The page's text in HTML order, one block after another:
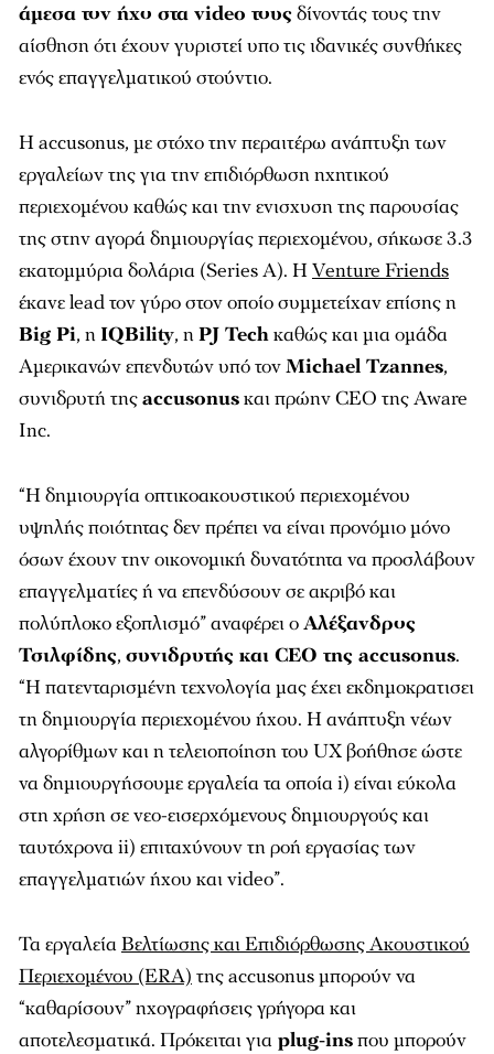
άμεσα τον ήχο στα video τουςδίνοντάς τους την
αίσθηση ότι έχουν γυριστεί υπο τις ιδανικές συνθήκες
ενός επαγγελματικού στούντιο.
Η accusonus, με στόχο την περαιτέρω ανάπτυξη των
εργαλείων της για την επιδιόρθωση ηχητικού
περιεχομένου καθώς και την ενισχυση της παρουσίας
της στην αγορά δημιουργίας περιεχομένου, σήκωσε 3.3
εκατομμύρια δολάρια (Series Α). ΗVenture Friends
έκανε lead τον γύρο στον οποίο συμμετείχαν επίσης η
Big Pi, η IQBility, ηPJ Techκαθώς και μια ομάδα
Αμερικανών επενδυτών υπό τονMichael Tzannes,
συνιδρυτή τηςaccusonusκαι πρώην CEO της Aware
Inc.
“Η δημιουργία οπτικοακουστικού περιεχομένου
υψηλής ποιότητας δεν πρέπει να είναι προνόμιο μόνο
όσων έχουν την οικονομική δυνατότητα να προσλάβουν
επαγγελματίες ή να επενδύσουν σε ακριβό και
πολύπλοκο εξοπλισμό” αναφέρει οΑλέξανδρος
Τσιλφίδης, συνιδρυτής και CEO της accusonus.
“H πατενταρισμένη τεχνολογία μας έχει εκδημοκρατισει
τη δημιουργία περιεχομένου ήχου. Η ανάπτυξη νέων
αλγορίθμων και η τελειοποίηση του UX βοήθησε ώστε
να δημιουργήσουμε εργαλεία τα οποία i) είναι εύκολα
στη χρήση σε νεο-εισερχόμενους δημιουργούς και
ταυτόχρονα ii) επιταχύνουν τη ροή εργασίας των
επαγγελματιών ήχου και video”.
Τα εργαλείαΒελτίωσης και Επιδιόρθωσης Ακουστικού
Περιεχομένου (ERA) της accusonus μπορούν να
“καθαρίσουν” ηχογραφήσεις γρήγορα και
αποτελεσματικά. Πρόκειται για plug-insπου μπορούν